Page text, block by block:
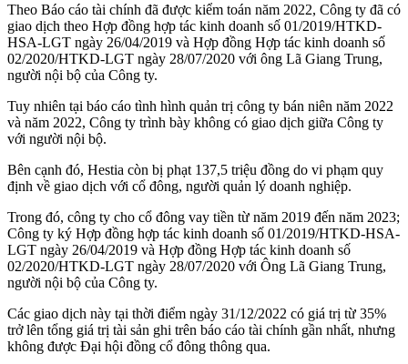
Theo Báo cáo tài chính đã được kiểm toán năm 2022, Công ty đã có
giao dịch theo Hợp đồng hợp tác kinh doanh số 01/2019/HTKD-
HSA-LGT ngày 26/04/2019 và Hợp đồng Hợp tác kinh doanh số
02/2020/HTKD-LGT ngày 28/07/2020 với ông Lã Giang Trung,
người nội bộ của Công ty.
Tuy nhiên tại báo cáo tình hình quản trị công ty bán niên năm 2022
và năm 2022, Công ty trình bày không có giao dịch giữa Công ty
với người nội bộ.
Bên cạnh đó, Hestia còn bị phạt 137,5 triệu đồng do vi phạm quy
định về giao dịch với cổ đông, người quản lý doanh nghiệp.
Trong đó, công ty cho cổ đông vay tiền từ năm 2019 đến năm 2023;
Công ty ký Hợp đồng hợp tác kinh doanh số 01/2019/HTKD-HSA-
LGT ngày 26/04/2019 và Hợp đồng Hợp tác kinh doanh số
02/2020/HTKD-LGT ngày 28/07/2020 với Ông Lã Giang Trung,
người nội bộ của Công ty.
Các giao dịch này tại thời điểm ngày 31/12/2022 có giá trị từ 35%
trở lên tổng giá trị tài sản ghi trên báo cáo tài chính gần nhất, nhưng
không được Đại hội đồng cổ đông thông qua.